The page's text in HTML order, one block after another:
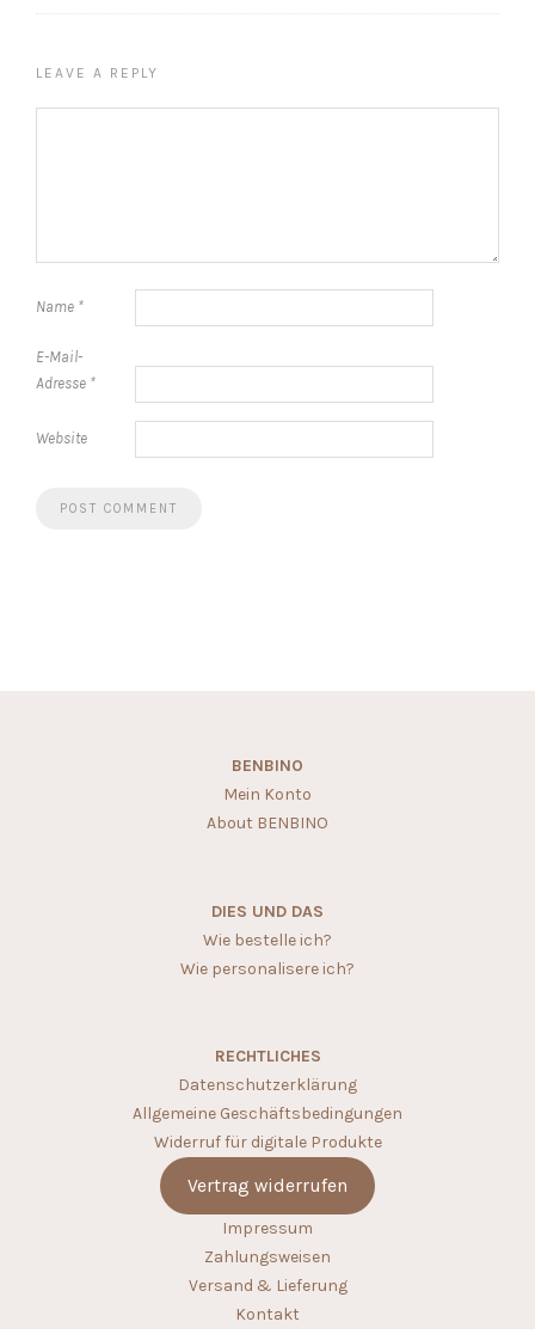
LEAVE A REPLY
Name *
E-Mail-
Adresse *
Website
BENBINO
Mein Konto
About BENBINO
DIES UND DAS
Wie bestelle ich?
Wie personalisere ich?
RECHTLICHES
Datenschutzerklärung
Allgemeine Geschäftsbedingungen
Widerruf für digitale Produkte
Vertrag widerrufen
Impressum
Zahlungsweisen
Versand & Lieferung
Kontakt